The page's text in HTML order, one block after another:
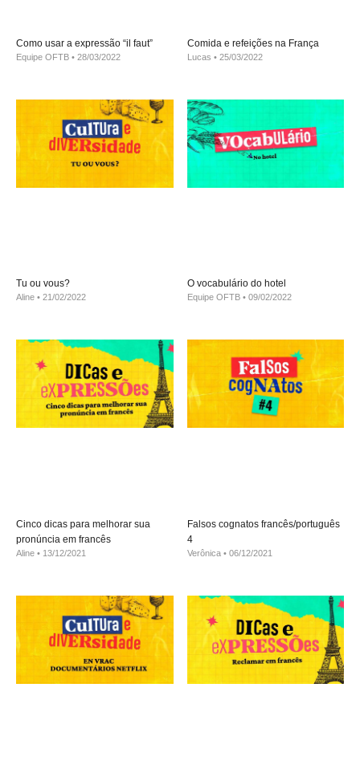
Como usar a expressão “il faut”
Equipe OFTB 28/03/2022
Comida e refeições na França
Lucas 25/03/2022
Tu ou vous?
Aline 21/02/2022
O vocabulário do hotel
Equipe OFTB 09/02/2022
Cinco dicas para melhorar sua
pronúncia em francês
Aline 13/12/2021
Falsos cognatos francês/português
4
Verônica 06/12/2021